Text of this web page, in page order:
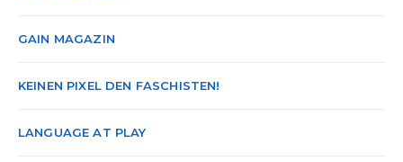
GAIN MAGAZIN
KEINEN PIXEL DEN FASCHISTEN!
LANGUAGE AT PLAY